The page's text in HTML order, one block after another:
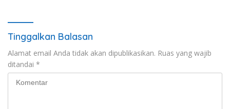
Tinggalkan Balasan
Alamat email Anda tidak akan dipublikasikan. Ruas yang wajib
ditandai *